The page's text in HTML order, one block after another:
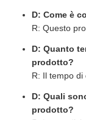
D: Come è
R: Questo
D: Quanto
prodotto?
R: Il tempo
D: Quali
prodotto?